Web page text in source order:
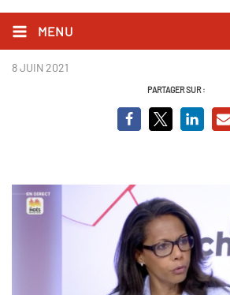
MENU
Audrey Pulvar_BCV.png
8 JUIN 2021
PARTAGER SUR :